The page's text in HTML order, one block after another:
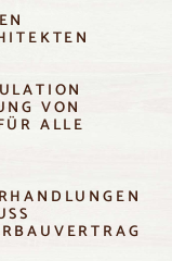
VON
ALLE